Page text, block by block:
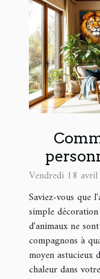
peuvent
Vendredi 18
Saviez-vous que
simple
d'animaux ne
compagnons à
moyen astucieux
chaleur dans